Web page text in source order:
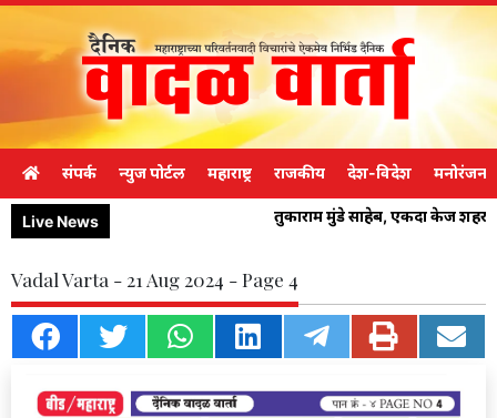
संपर्क न्युज पोर्टल महाराष्ट्र राजकीय देश-विदेश मनोरंजन
Live News तुकाराम मुंडे साहेब, एकदा केज शहर
Vadal Varta - 21 Aug 2024 - Page 4